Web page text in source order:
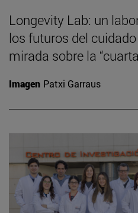
Longevity Lab: un
los futuros del
mirada sobre la
Imagen Patxi Garraus